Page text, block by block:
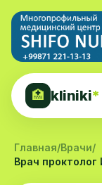
🏥 kliniki*
Главная/Врачи/
Врач